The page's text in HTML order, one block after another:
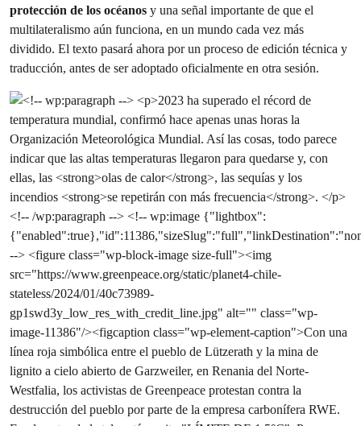
protección de los océanos y una señal importante de que el
multilateralismo aún funciona, en un mundo cada vez más
dividido. El texto pasará ahora por un proceso de edición técnica y
traducción, antes de ser adoptado oficialmente en otra sesión.